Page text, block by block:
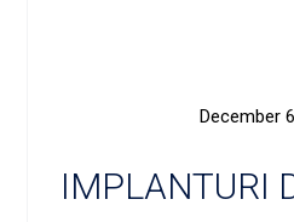
December
IMPLANTURI